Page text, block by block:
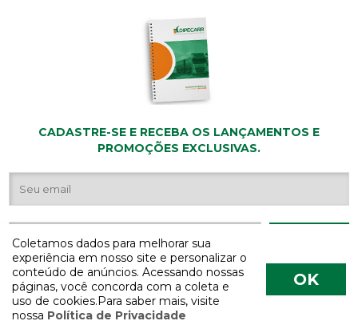
CADASTRE-SE E RECEBA OS LANÇAMENTOS E
PROMOÇÕES EXCLUSIVAS.
Coletamos dados para melhorar sua
experiência em nosso site e personalizar o
conteúdo de anúncios. Acessando nossas
páginas, você concorda com a coleta e
uso de cookies.Para saber mais, visite
nossa Política de Privacidade
OK